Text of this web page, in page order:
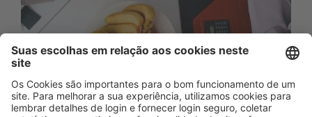
Mais de cinco mil jovens pediram o
cheque nutricionista num mês